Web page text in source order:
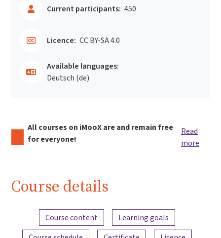
Current participants: 450
Licence: CC BY-SA 4.0
Available languages:
Deutsch ‎(de)‎
All courses on iMooX are and remain free
for everyone!
Read
more
Course details
Content overview
Course content
Learning goals